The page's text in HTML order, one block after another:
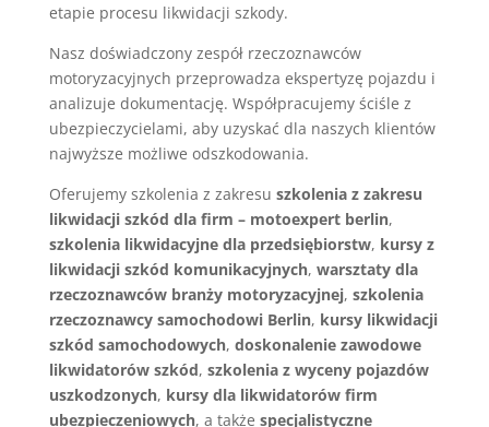
etapie procesu likwidacji szkody.
Nasz doświadczony zespół rzeczoznawców
motoryzacyjnych przeprowadza ekspertyzę pojazdu i
analizuje dokumentację. Współpracujemy ściśle z
ubezpieczycielami, aby uzyskać dla naszych klientów
najwyższe możliwe odszkodowania.
Oferujemy szkolenia z zakresu szkolenia z zakresu
likwidacji szkód dla firm – motoexpert berlin,
szkolenia likwidacyjne dla przedsiębiorstw, kursy z
likwidacji szkód komunikacyjnych, warsztaty dla
rzeczoznawców branży motoryzacyjnej, szkolenia
rzeczoznawcy samochodowi Berlin, kursy likwidacji
szkód samochodowych, doskonalenie zawodowe
likwidatorów szkód, szkolenia z wyceny pojazdów
uszkodzonych, kursy dla likwidatorów firm
ubezpieczeniowych, a także specjalistyczne